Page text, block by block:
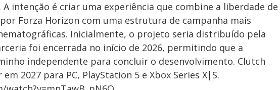
intenção é criar uma experiência que combine a liberdade de
Forza Horizon com uma estrutura de campanha mais
Inicialmente, o projeto seria distribuído pela
foi encerrada no início de 2026, permitindo que a
independente para concluir o desenvolvimento. Clutch
2027 para PC, PlayStation 5 e Xbox Series X|S.